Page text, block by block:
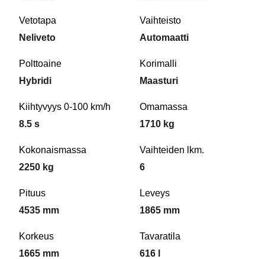
Vetotapa
Neliveto
Vaihteisto
Automaatti
Polttoaine
Hybridi
Korimalli
Maasturi
Kiihtyvyys 0-100 km/h
8.5 s
Omamassa
1710 kg
Kokonaismassa
2250 kg
Vaihteiden lkm.
6
Pituus
4535 mm
Leveys
1865 mm
Korkeus
1665 mm
Tavaratila
616 l